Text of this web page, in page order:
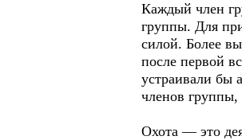
Каждый член
группы. Для
силой. Более
после первой
устраивали бы
членов группы,
Охота — это